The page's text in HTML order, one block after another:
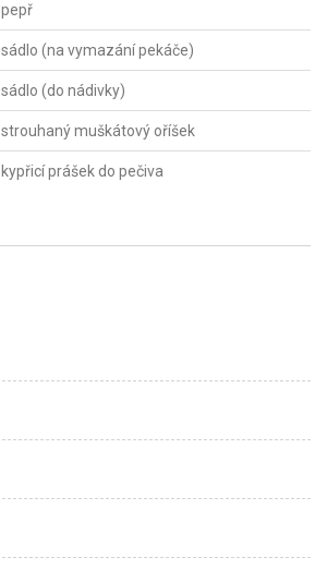
pepř
sádlo (na vymazání pekáče)
sádlo (do nádivky)
strouhaný muškátový oříšek
kypřicí prášek do pečiva